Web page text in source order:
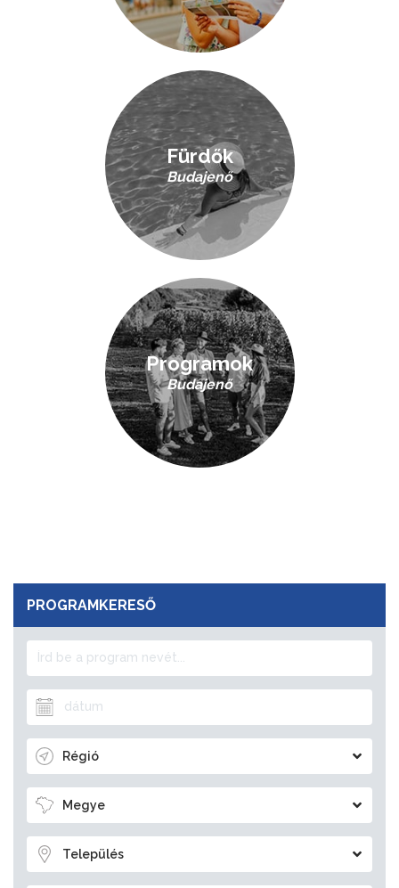
Fürdők
Budajenő
Programok
Budajenő
PROGRAMKERESŐ
Régió
Megye
Település